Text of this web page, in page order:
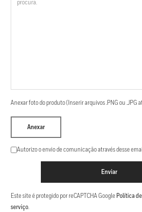
Anexar foto do produto (Inserir arquivos .PNG ou .JPG
Anexar
Autorizo o envio de comunicação através desse
Enviar
Este site é protegido por reCAPTCHA Google Política
serviço.